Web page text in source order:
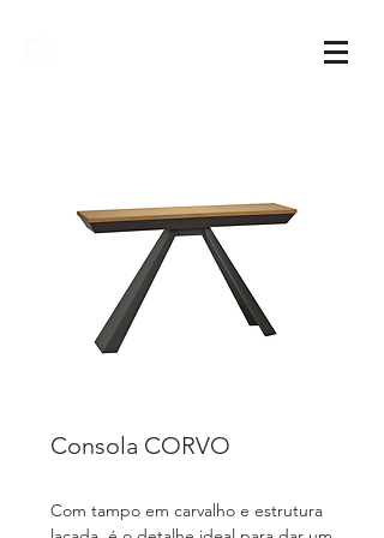
Consola CORVO
Com tampo em carvalho e estrutura